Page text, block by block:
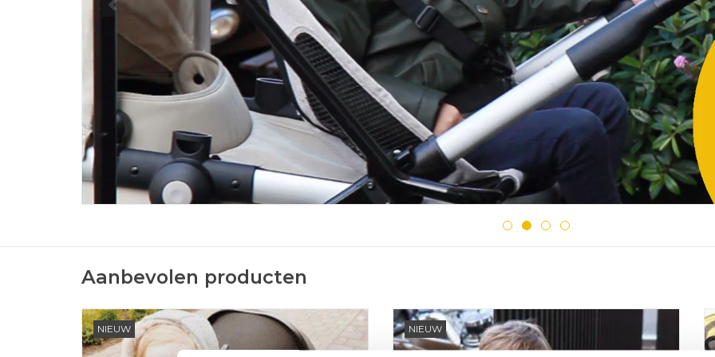
Aanbevolen producten
NIEUWJust Sit is een extra zitje dat je eenvoudig op jouw
kinderwagen kunt plaatsen. Met dit product vervoer je met
NIEUWJust Sit is een extra zitje dat je eenvoudig op jouw
kinderwagen kunt plaatsen. Met dit product vervoer je met